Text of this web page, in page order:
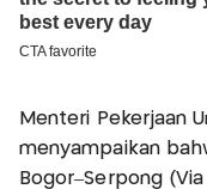
Menteri Pekerjaan
menyampaikan
Bogor–Serpong